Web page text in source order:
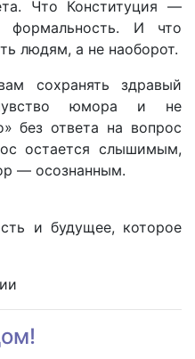
Что Конституция —
И что
людям, а не наоборот.
сохранять здравый
юмора и не
без ответа на вопрос
остается слышимым,
— осознанным.
и будущее, которое